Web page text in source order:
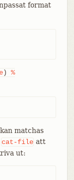
format
) %
matchas
cat-file att
ut: